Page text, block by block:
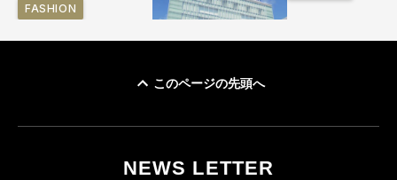
FASHION
FASHION
このページの先頭へ
NEWS LETTER